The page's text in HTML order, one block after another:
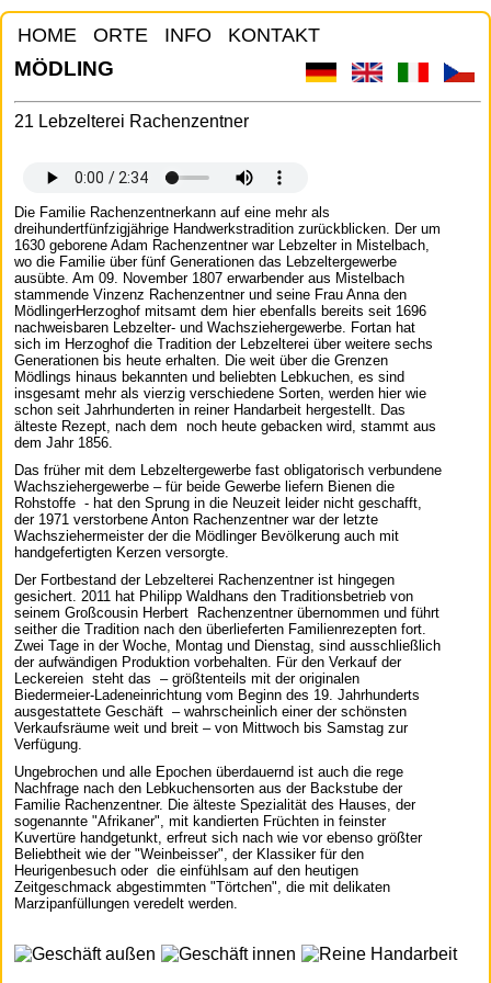
HOME ORTE INFO KONTAKT
MÖDLING
21 Lebzelterei Rachenzentner
Die Familie Rachenzentnerkann auf eine mehr als
dreihundertfünfzigjährige Handwerkstradition zurückblicken. Der um
1630 geborene Adam Rachenzentner war Lebzelter in Mistelbach,
wo die Familie über fünf Generationen das Lebzeltergewerbe
ausübte. Am 09. November 1807 erwarbender aus Mistelbach
stammende Vinzenz Rachenzentner und seine Frau Anna den
MödlingerHerzoghof mitsamt dem hier ebenfalls bereits seit 1696
nachweisbaren Lebzelter- und Wachsziehergewerbe. Fortan hat
sich im Herzoghof die Tradition der Lebzelterei über weitere sechs
Generationen bis heute erhalten. Die weit über die Grenzen
Mödlings hinaus bekannten und beliebten Lebkuchen, es sind
insgesamt mehr als vierzig verschiedene Sorten, werden hier wie
schon seit Jahrhunderten in reiner Handarbeit hergestellt. Das
älteste Rezept, nach dem noch heute gebacken wird, stammt aus
dem Jahr 1856.
Das früher mit dem Lebzeltergewerbe fast obligatorisch verbundene
Wachsziehergewerbe – für beide Gewerbe liefern Bienen die
Rohstoffe - hat den Sprung in die Neuzeit leider nicht geschafft,
der 1971 verstorbene Anton Rachenzentner war der letzte
Wachsziehermeister der die Mödlinger Bevölkerung auch mit
handgefertigten Kerzen versorgte.
Der Fortbestand der Lebzelterei Rachenzentner ist hingegen
gesichert. 2011 hat Philipp Waldhans den Traditionsbetrieb von
seinem Großcousin Herbert Rachenzentner übernommen und führt
seither die Tradition nach den überlieferten Familienrezepten fort.
Zwei Tage in der Woche, Montag und Dienstag, sind ausschließlich
der aufwändigen Produktion vorbehalten. Für den Verkauf der
Leckereien steht das – größtenteils mit der originalen
Biedermeier-Ladeneinrichtung vom Beginn des 19. Jahrhunderts
ausgestattete Geschäft – wahrscheinlich einer der schönsten
Verkaufsräume weit und breit – von Mittwoch bis Samstag zur
Verfügung.
Ungebrochen und alle Epochen überdauernd ist auch die rege
Nachfrage nach den Lebkuchensorten aus der Backstube der
Familie Rachenzentner. Die älteste Spezialität des Hauses, der
sogenannte "Afrikaner", mit kandierten Früchten in feinster
Kuvertüre handgetunkt, erfreut sich nach wie vor ebenso größter
Beliebtheit wie der "Weinbeisser", der Klassiker für den
Heurigenbesuch oder die einfühlsam auf den heutigen
Zeitgeschmack abgestimmten "Törtchen", die mit delikaten
Marzipanfüllungen veredelt werden.